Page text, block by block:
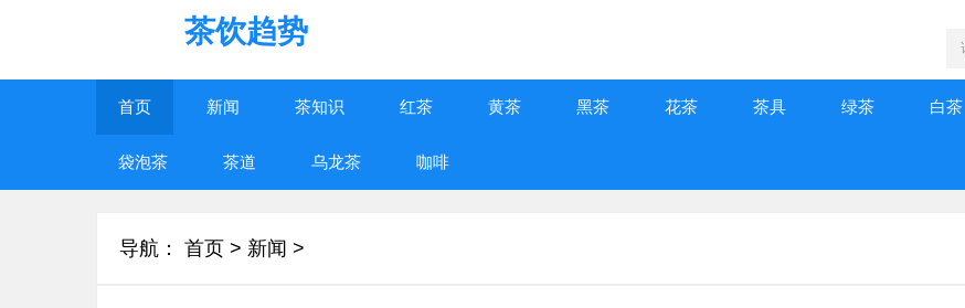
茶饮趋势
首页 新闻 茶知识 红茶 黄茶 黑茶 花茶 茶具 绿茶 白茶
袋泡茶 茶道 乌龙茶 咖啡
导航： 首页 > 新闻 >